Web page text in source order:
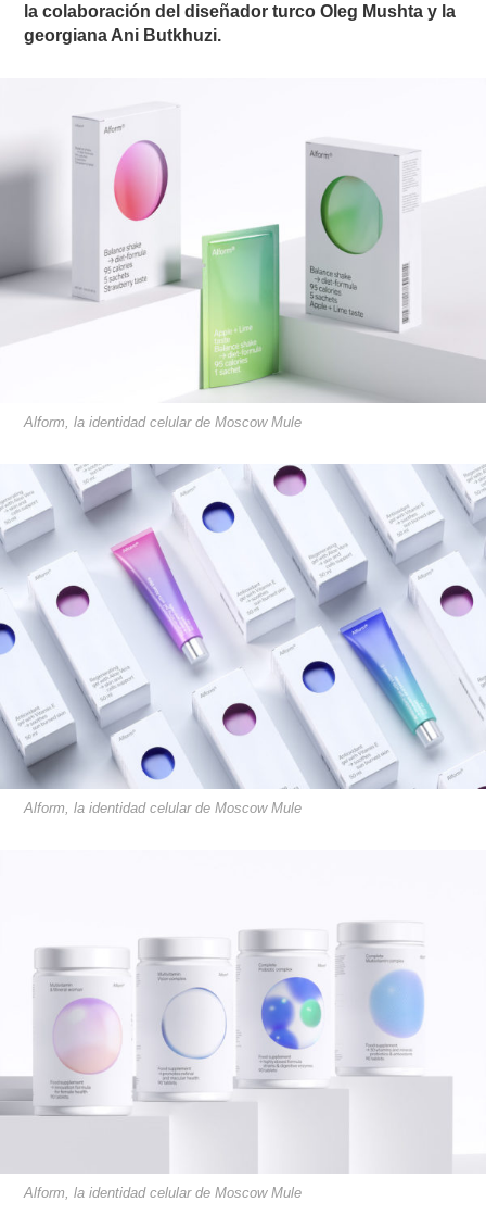
la colaboración del diseñador turco Oleg Mushta y la
georgiana Ani Butkhuzi.
Alform, la identidad celular de Moscow Mule
Alform, la identidad celular de Moscow Mule
Alform, la identidad celular de Moscow Mule